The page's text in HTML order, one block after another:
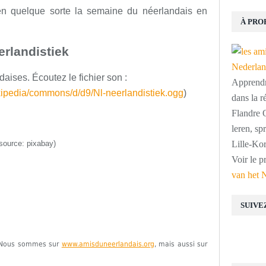
quelque sorte la semainedu néerlandaisen
Écoutez le fichier son :
commons/d/d9/Nl-neerlandistiek.ogg)
pixabay)
sommes sur www.amisduneerlandais.org, mais aussi sur
À
dans la
Flandre
leren,
Lille-
Voir le
van het